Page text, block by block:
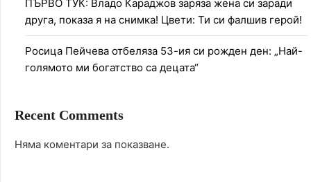
ПЪРВО ТУК: Владо Караджов заряза жена си заради
друга, показа я на снимка! Цвети: Ти си фалшив герой!
Росица Пейчева отбеляза 53-ия си рожден ден: „Най-
голямото ми богатство са децата“
Recent Comments
Няма коментари за показване.